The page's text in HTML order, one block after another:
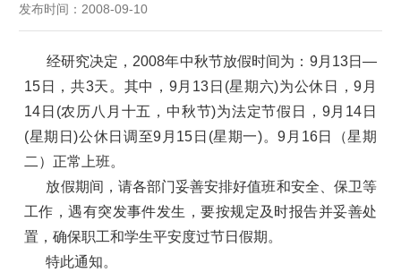
发布时间：2008-09-10
经研究决定，2008年中秋节放假时间为：9月13日—
15日，共3天。其中，9月13日(星期六)为公休日，9月
14日(农历八月十五，中秋节)为法定节假日，9月14日
(星期日)公休日调至9月15日(星期一)。9月16日（星期
二）正常上班。
放假期间，请各部门妥善安排好值班和安全、保卫等
工作，遇有突发事件发生，要按规定及时报告并妥善处
置，确保职工和学生平安度过节日假期。
特此通知。